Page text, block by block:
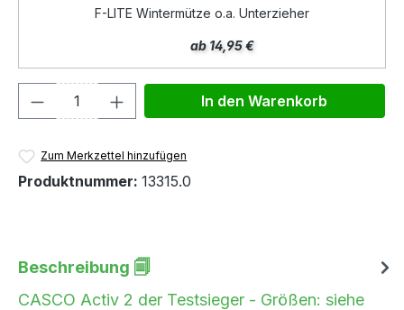
F-LITE Wintermütze o.a. Unterzieher
ab 14,95 €
Produkt Anzahl: Gib denIn den Warenkorb
Zum Merkzettel hinzufügen
Produktnummer: 13315.0
Beschreibung 🗐
CASCO Activ 2 der Testsieger - Größen: siehe